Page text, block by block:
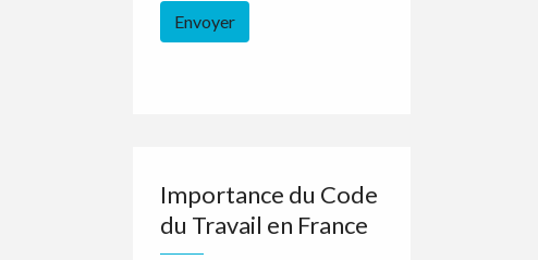
Importance du Code
du Travail en France